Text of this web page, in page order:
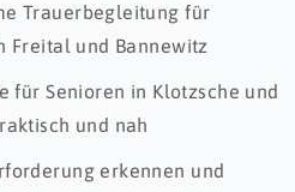
Trauerbegleitung für
Freital und Bannewitz
für Senioren in Klotzsche und
und nah
erkennen und